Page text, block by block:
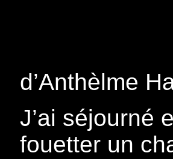
d’Anthèlme
J’ai séjourné
fouetter un